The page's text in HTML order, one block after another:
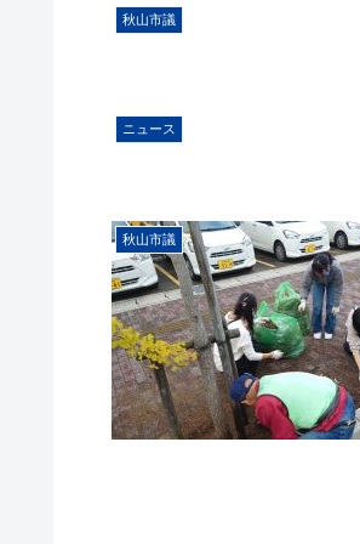
秋山市議
ニュース
秋山市議